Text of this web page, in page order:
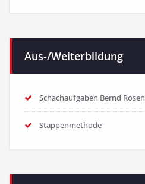
Aus-/Weiterbildung
Schachaufgaben Bernd Rosen
Stappenmethode